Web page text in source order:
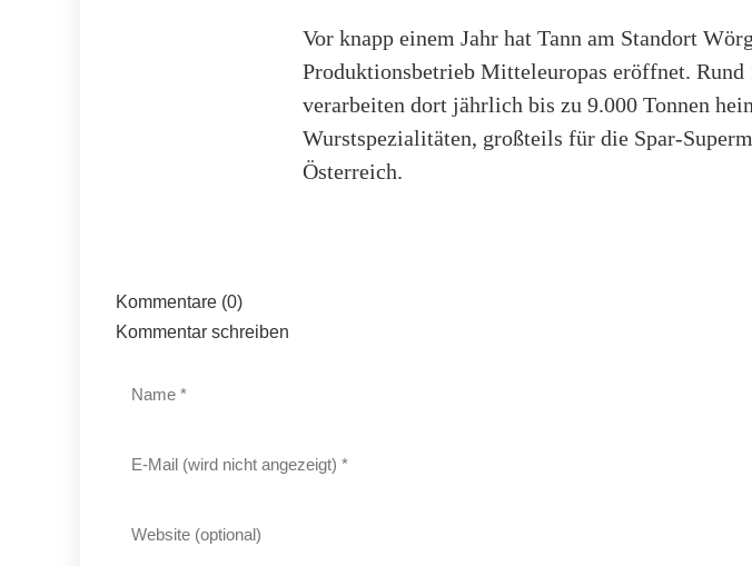
Vor knapp einem Jahr hat Tann am Standort
Produktionsbetrieb Mitteleuropas eröffnet.
verarbeiten dort jährlich bis zu 9.000 Tonnen
Wurstspezialitäten, großteils für die Spar-
Österreich.
Kommentare (0)
Kommentar schreiben